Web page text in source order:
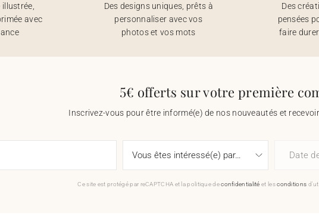
illustrée,
avec
Des designs uniques, prêts à
personnaliser avec vos
photos et vos mots
Des
pensées
faire
5€ offerts sur votre première
Inscrivez-vous pour être informé(e) de nos nouveautés et
Date
Ce site est protégé par reCAPTCHA et la politique deconfidentialité et lesconditions